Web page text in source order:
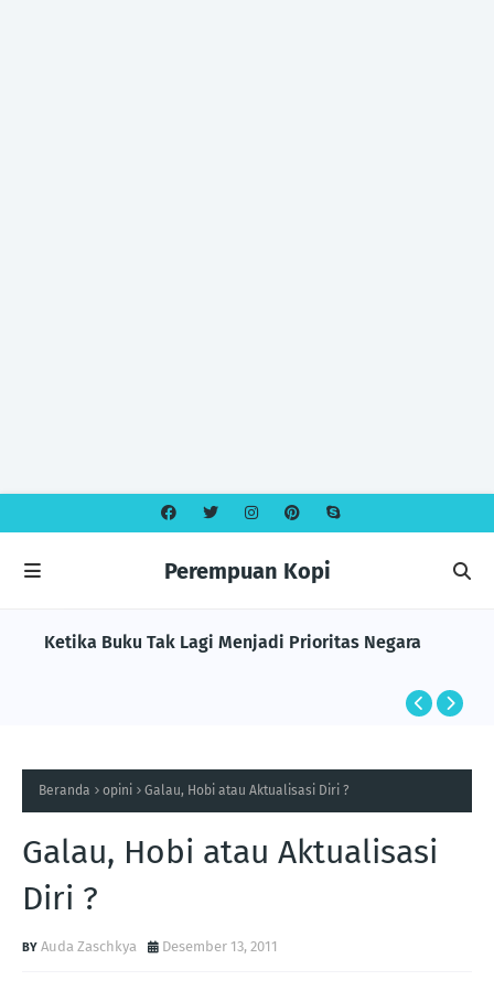
Perempuan Kopi
Ketika Buku Tak Lagi Menjadi Prioritas Negara
Beranda opini Galau, Hobi atau Aktualisasi Diri ?
Galau, Hobi atau Aktualisasi
Diri ?
Auda Zaschkya Desember 13, 2011